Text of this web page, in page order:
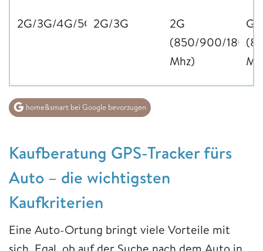
2G/3G/4G/5G/WLAN
2G/3G
2G
(850/900/1800/
Mhz)
home&smart bei Google bevorzugen
Kaufberatung GPS-Tracker fürs
Auto – die wichtigsten
Kaufkriterien
Eine Auto-Ortung bringt viele Vorteile mit